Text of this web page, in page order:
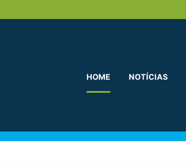
HOME NOTÍCIAS